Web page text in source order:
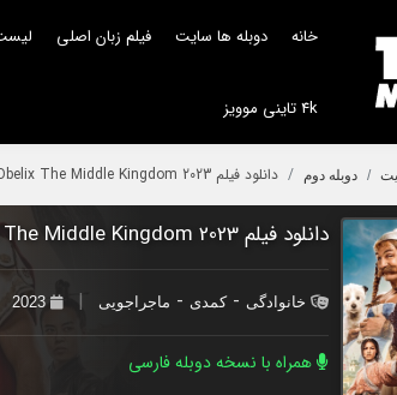
خانه دوبله ها سایت فیلم زبان اصلی
4k تاینی موویز
دوبله دوم دانلود فیلم Asterix & Obelix The Middle Kingdom 2023 با دوبله اختصاصی
دانلود فیلم Asterix & Obelix The Middle Kingdom 2023 با دوبله اختصاصی
خانوادگی -کمدی - ماجراجویی |
2023
همراه با نسخه دوبله فارسی